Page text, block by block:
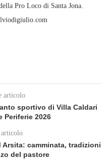
Pro Loco di Santa Jona.
articolo
sportivo di Villa Caldari
Periferie 2026
articolo
Arsita: camminata, tradizioni
del pastore